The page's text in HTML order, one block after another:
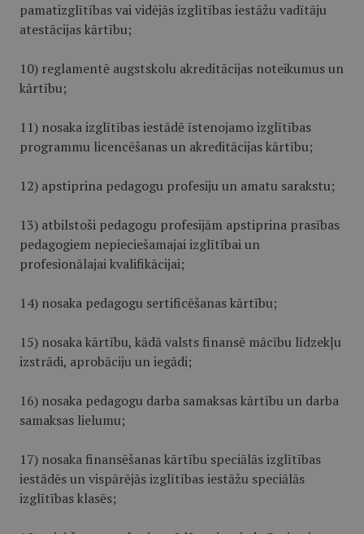
pamatizglītības vai vidējās izglītības iestāžu vadītāju
atestācijas kārtību;
10) reglamentē augstskolu akreditācijas noteikumus un
kārtību;
11) nosaka izglītības iestādē īstenojamo izglītības
programmu licencēšanas un akreditācijas kārtību;
12) apstiprina pedagogu profesiju un amatu sarakstu;
13) atbilstoši pedagogu profesijām apstiprina prasības
pedagogiem nepieciešamajai izglītībai un
profesionālajai kvalifikācijai;
14) nosaka pedagogu sertificēšanas kārtību;
15) nosaka kārtību, kādā valsts finansē mācību līdzekļu
izstrādi, aprobāciju un iegādi;
16) nosaka pedagogu darba samaksas kārtību un darba
samaksas lielumu;
17) nosaka finansēšanas kārtību speciālās izglītības
iestādēs un vispārējās izglītības iestāžu speciālās
izglītības klasēs;